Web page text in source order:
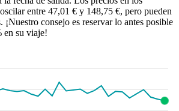
entre 47,01 € y 148,75 €, pero pueden
¡Nuestro consejo es reservar lo antes posible
en su viaje!